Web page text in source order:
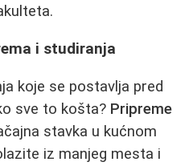
i studiranja
koje se postavlja pred
sve to košta? Pripreme
stavka u kućnom
iz manjeg mesta i